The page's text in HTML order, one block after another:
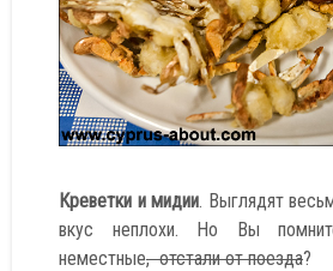
Креветки и мидии. Выглядят
вкус неплохи. Но Вы
неместные, отстали от поезда?